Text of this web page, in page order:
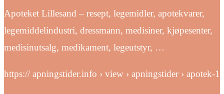
Apoteket Lillesand – resept, legemidler, apotekvarer,
legemiddelindustri, dressmann, medisiner, kjøpesenter,
medisinutsalg, medikament, legeutstyr, …
https:// apningstider.info › view › apningstider › apotek-1